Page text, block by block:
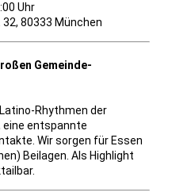
Uhr
32, 80333 München
Gemeinde-
Rhythmen der
eine entspannte
Wir sorgen für Essen
Beilagen. Als Highlight